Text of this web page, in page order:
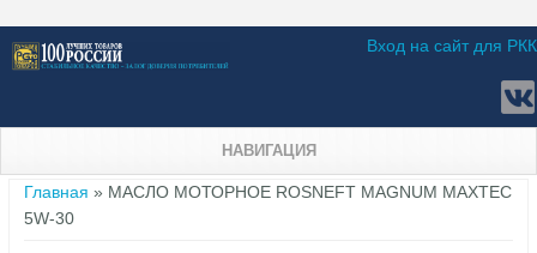
Вход на сайт для РКК
НАВИГАЦИЯ
Вы здесь
Главная » МАСЛО МОТОРНОЕ ROSNEFT MAGNUM MAXTEC
5W-30